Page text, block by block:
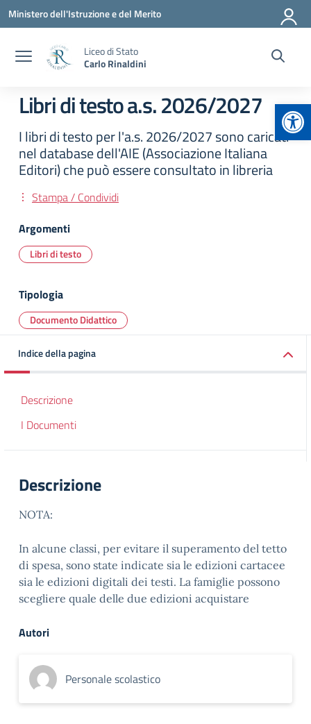
Vai ai contenuti
Vai al menu di navigazione
Vai al footer
Ministero dell'Istruzione e del Merito
Liceo di Stato
Carlo Rinaldini
Libri di testo a.s. 2026/2027
I libri di testo per l'a.s. 2026/2027 sono caricati
nel database dell'AIE (Associazione Italiana
Editori) che può essere consultato in libreria
Stampa / Condividi
Argomenti
Libri di testo
Tipologia
Documento Didattico
Indice della pagina
Descrizione
I Documenti
Descrizione
NOTA:
In alcune classi, per evitare il superamento del tetto
di spesa, sono state indicate sia le edizioni cartacee
sia le edizioni digitali dei testi. La famiglie possono
scegliere quale delle due edizioni acquistare
Autori
Personale scolastico